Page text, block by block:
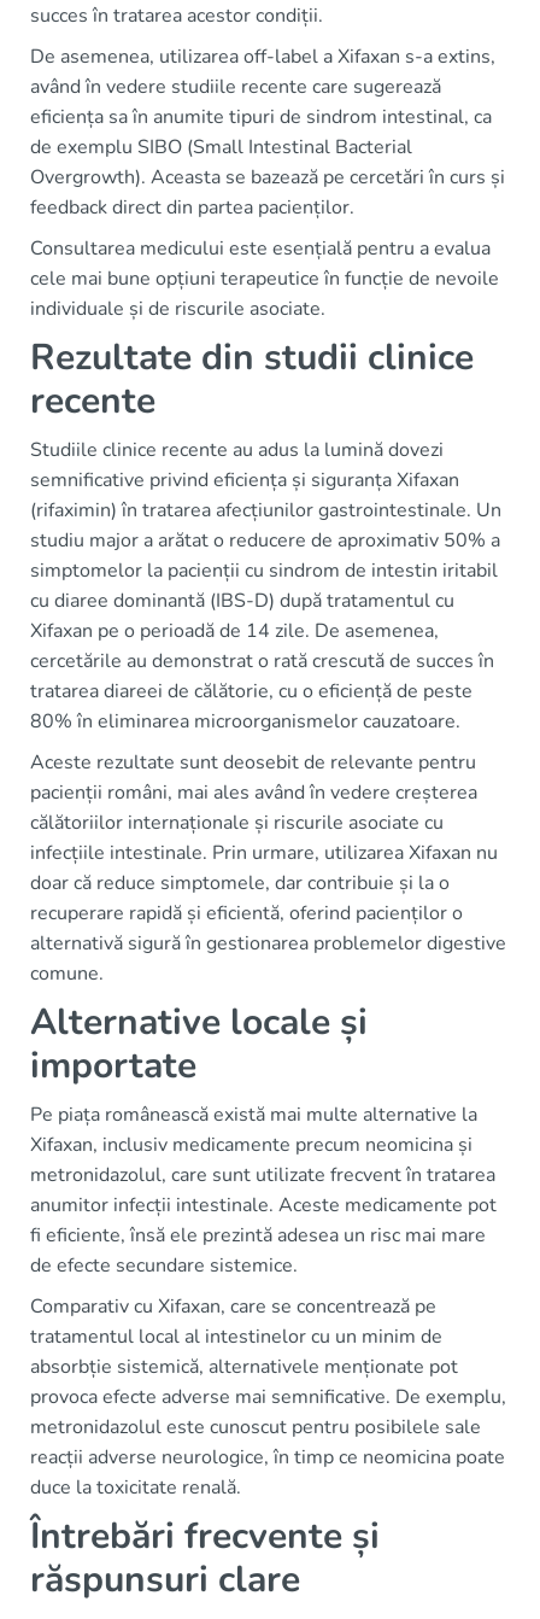
succes în tratarea acestor condiții.
De asemenea, utilizarea off-label a Xifaxan s-a extins,
având în vedere studiile recente care sugerează
eficiența sa în anumite tipuri de sindrom intestinal, ca
de exemplu SIBO (Small Intestinal Bacterial
Overgrowth). Aceasta se bazează pe cercetări în curs și
feedback direct din partea pacienților.
Consultarea medicului este esențială pentru a evalua
cele mai bune opțiuni terapeutice în funcție de nevoile
individuale și de riscurile asociate.
Rezultate din studii clinice
recente
Studiile clinice recente au adus la lumină dovezi
semnificative privind eficiența și siguranța Xifaxan
(rifaximin) în tratarea afecțiunilor gastrointestinale. Un
studiu major a arătat o reducere de aproximativ 50% a
simptomelor la pacienții cu sindrom de intestin iritabil
cu diaree dominantă (IBS-D) după tratamentul cu
Xifaxan pe o perioadă de 14 zile. De asemenea,
cercetările au demonstrat o rată crescută de succes în
tratarea diareei de călătorie, cu o eficiență de peste
80% în eliminarea microorganismelor cauzatoare.
Aceste rezultate sunt deosebit de relevante pentru
pacienții români, mai ales având în vedere creșterea
călătoriilor internaționale și riscurile asociate cu
infecțiile intestinale. Prin urmare, utilizarea Xifaxan nu
doar că reduce simptomele, dar contribuie și la o
recuperare rapidă și eficientă, oferind pacienților o
alternativă sigură în gestionarea problemelor digestive
comune.
Alternative locale și
importate
Pe piața românească există mai multe alternative la
Xifaxan, inclusiv medicamente precum neomicina și
metronidazolul, care sunt utilizate frecvent în tratarea
anumitor infecții intestinale. Aceste medicamente pot
fi eficiente, însă ele prezintă adesea un risc mai mare
de efecte secundare sistemice.
Comparativ cu Xifaxan, care se concentrează pe
tratamentul local al intestinelor cu un minim de
absorbție sistemică, alternativele menționate pot
provoca efecte adverse mai semnificative. De exemplu,
metronidazolul este cunoscut pentru posibilele sale
reacții adverse neurologice, în timp ce neomicina poate
duce la toxicitate renală.
Întrebări frecvente și
răspunsuri clare